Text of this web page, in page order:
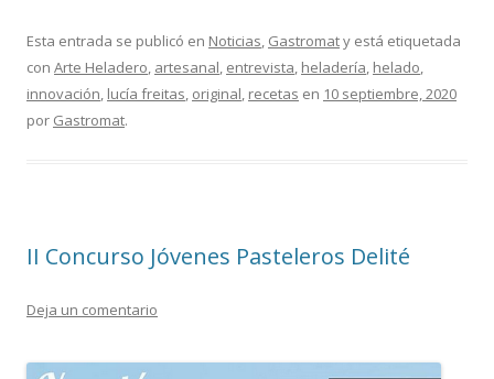
Esta entrada se publicó en Noticias, Gastromaty está etiquetada
con Arte Heladero, artesanal, entrevista, heladería, helado,
innovación, lucía freitas, original, recetas en 10 septiembre, 2020
por Gastromat.
II Concurso Jóvenes Pasteleros Delité
Deja un comentario